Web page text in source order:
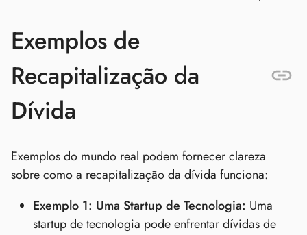
Exemplos de
Recapitalização da
Dívida
Exemplos do mundo real podem fornecer clareza
sobre como a recapitalização da dívida funciona:
Exemplo 1: Uma Startup de Tecnologia: Uma
startup de tecnologia pode enfrentar dívidas de